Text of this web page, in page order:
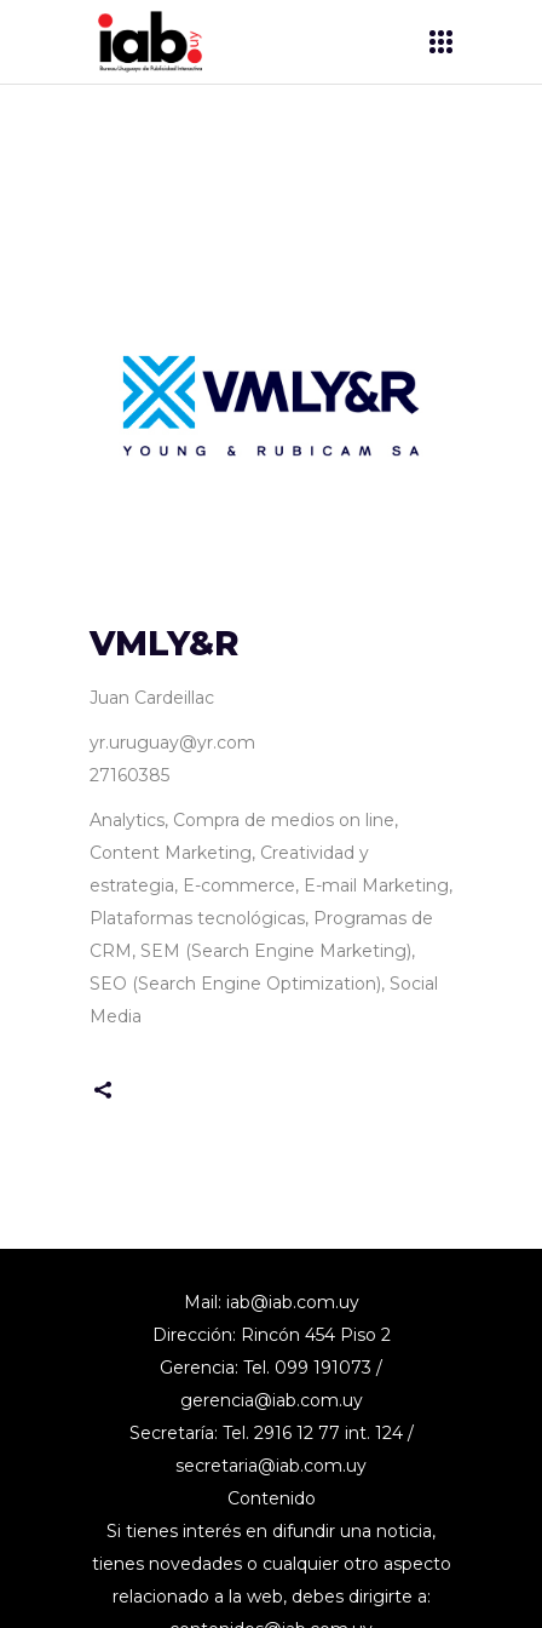
VMLY&R
Juan Cardeillac
yr.uruguay@yr.com
27160385
Analytics, Compra de medios on line,
Content Marketing, Creatividad y
estrategia, E-commerce, E-mail Marketing,
Plataformas tecnológicas, Programas de
CRM, SEM (Search Engine Marketing),
SEO (Search Engine Optimization), Social
Media
Mail: iab@iab.com.uy
Dirección: Rincón 454 Piso 2
Gerencia: Tel. 099 191073 /
gerencia@iab.com.uy
Secretaría: Tel. 2916 12 77 int. 124 /
secretaria@iab.com.uy
Contenido
Si tienes interés en difundir una noticia,
tienes novedades o cualquier otro aspecto
relacionado a la web, debes dirigirte a: